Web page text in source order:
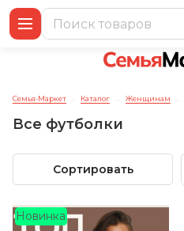
Семья-Маркет → Каталог → Женщинам →
Все футболки
Сортировать
Новинка